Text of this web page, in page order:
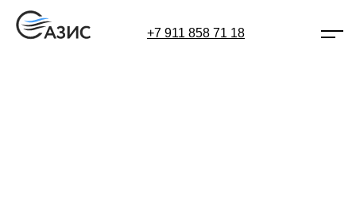
+7 911 858 71 18